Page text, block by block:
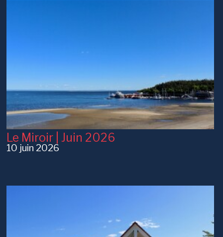
Le Miroir | Juin 2026
10 juin 2026